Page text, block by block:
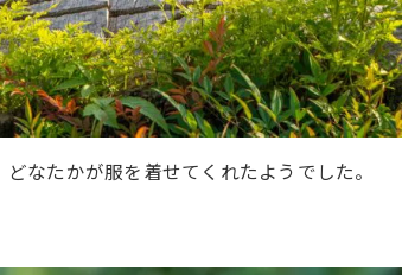
なたかが服を着せてくれたようでした。